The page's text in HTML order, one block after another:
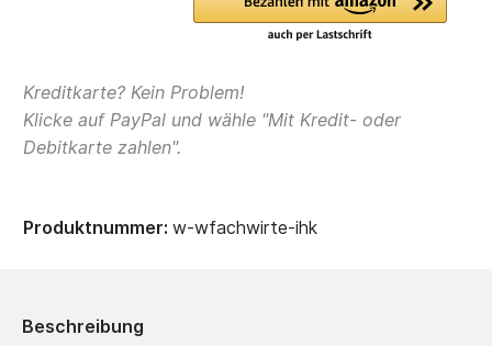
Kreditkarte? Kein Problem!
Klicke auf PayPal und wähle "Mit Kredit- oder
Debitkarte zahlen".
Produktnummer: w-wfachwirte-ihk
Beschreibung